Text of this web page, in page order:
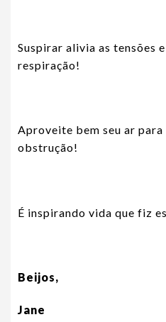
Suspirar alivia as tensões
respiração!
Aproveite bem seu ar para
obstrução!
É inspirando vida que fiz
Beijos,
Jane